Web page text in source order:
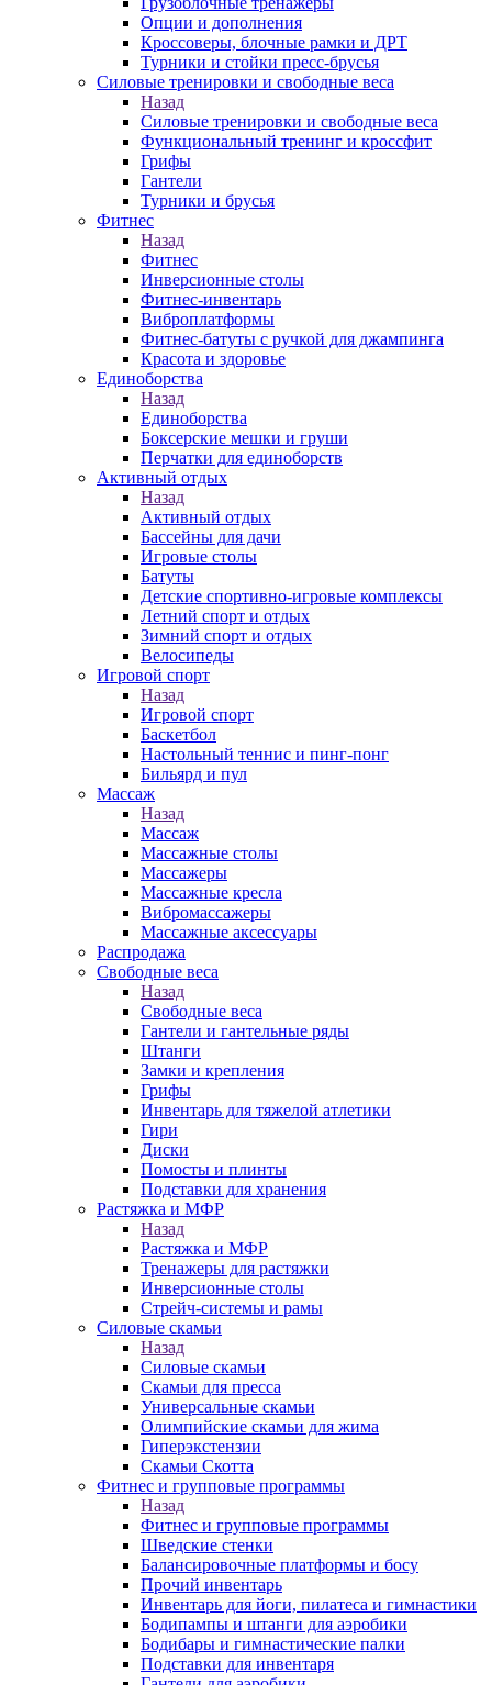
Опции и дополнения
Кроссоверы, блочные рамки и ДРТ
Турники и стойки пресс-брусья
Силовые тренировки и свободные веса
Назад
Силовые тренировки и свободные веса
Функциональный тренинг и кроссфит
Грифы
Гантели
Турники и брусья
Фитнес
Назад
Фитнес
Инверсионные столы
Фитнес-инвентарь
Виброплатформы
Фитнес-батуты с ручкой для джампинга
Красота и здоровье
Единоборства
Назад
Единоборства
Боксерские мешки и груши
Перчатки для единоборств
Активный отдых
Назад
Активный отдых
Бассейны для дачи
Игровые столы
Батуты
Детские спортивно-игровые комплексы
Летний спорт и отдых
Зимний спорт и отдых
Велосипеды
Игровой спорт
Назад
Игровой спорт
Баскетбол
Настольный теннис и пинг-понг
Бильярд и пул
Массаж
Назад
Массаж
Массажные столы
Массажеры
Массажные кресла
Вибромассажеры
Массажные аксессуары
Распродажа
Свободные веса
Назад
Свободные веса
Гантели и гантельные ряды
Штанги
Замки и крепления
Грифы
Инвентарь для тяжелой атлетики
Гири
Диски
Помосты и плинты
Подставки для хранения
Растяжка и МФР
Назад
Растяжка и МФР
Тренажеры для растяжки
Инверсионные столы
Стрейч-системы и рамы
Силовые скамьи
Назад
Силовые скамьи
Скамьи для пресса
Универсальные скамьи
Олимпийские скамьи для жима
Гиперэкстензии
Скамьи Скотта
Фитнес и групповые программы
Назад
Фитнес и групповые программы
Шведские стенки
Балансировочные платформы и босу
Прочий инвентарь
Инвентарь для йоги, пилатеса и гимнастики
Бодипампы и штанги для аэробики
Бодибары и гимнастические палки
Подставки для инвентаря